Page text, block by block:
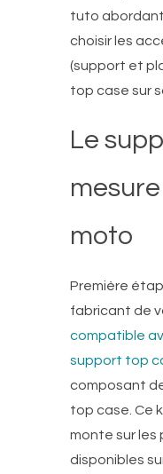
tuto
choisir les
(support et
top case sur
Le
moto
Première
fabricant de
compatible
support top
composant
top case. Ce
monte sur les
disponibles